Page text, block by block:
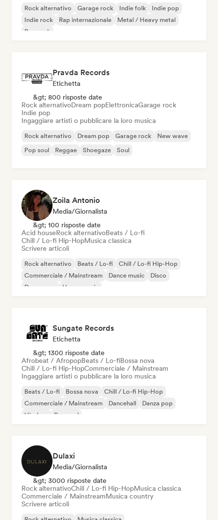
Rock alternativo Garage rock Indie folk
Indie pop
Indie rock
Rap internazionale
Metal / Heavy metal
Pop rock
Pravda Records
Etichetta
&gt; 800 risposte date
Rock alternativoDream popElettronicaGarage rock
Indie pop
Ingaggiare artisti o pubblicare la loro musica
Rock alternativo Dream pop Garage rock
New wave
Pop soul
Reggae Shoegaze Soul
Zoila Antonio
Media/Giornalista
&gt; 100 risposte date
Acid houseRock alternativoBeats / Lo-fi
Chill / Lo-fi Hip-HopMusica classica
Scrivere articoli
Rock alternativo Beats / Lo-fi
Chill / Lo-fi Hip-Hop
Commerciale / Mainstream
Dance music
Disco
Dream pop
House music
Sungate Records
Etichetta
&gt; 1300 risposte date
Afrobeat / AfropopBeats / Lo-fiBossa nova
Chill / Lo-fi Hip-HopCommerciale / Mainstream
Ingaggiare artisti o pubblicare la loro musica
Beats / Lo-fi Bossa nova
Chill / Lo-fi Hip-Hop
Commerciale / Mainstream
Dancehall
Danza pop
Hip-hop
Pop soul
Dulaxi
Media/Giornalista
&gt; 3000 risposte date
Rock alternativoChill / Lo-fi Hip-HopMusica classica
Commerciale / MainstreamMusica country
Scrivere articoli